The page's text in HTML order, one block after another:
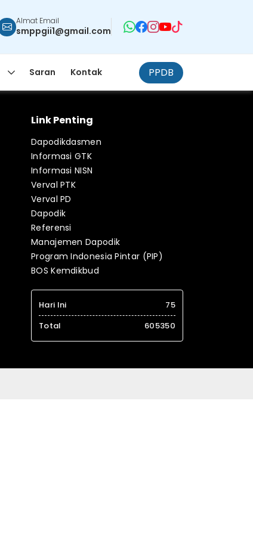
Almat Email
smppgii1@gmail.com
Saran Kontak PPDB
Link Penting
Dapodikdasmen
Informasi GTK
Informasi NISN
Verval PTK
Verval PD
Dapodik
Referensi
Manajemen Dapodik
Program Indonesia Pintar (PIP)
BOS Kemdikbud
Hari Ini
75
Total
605350